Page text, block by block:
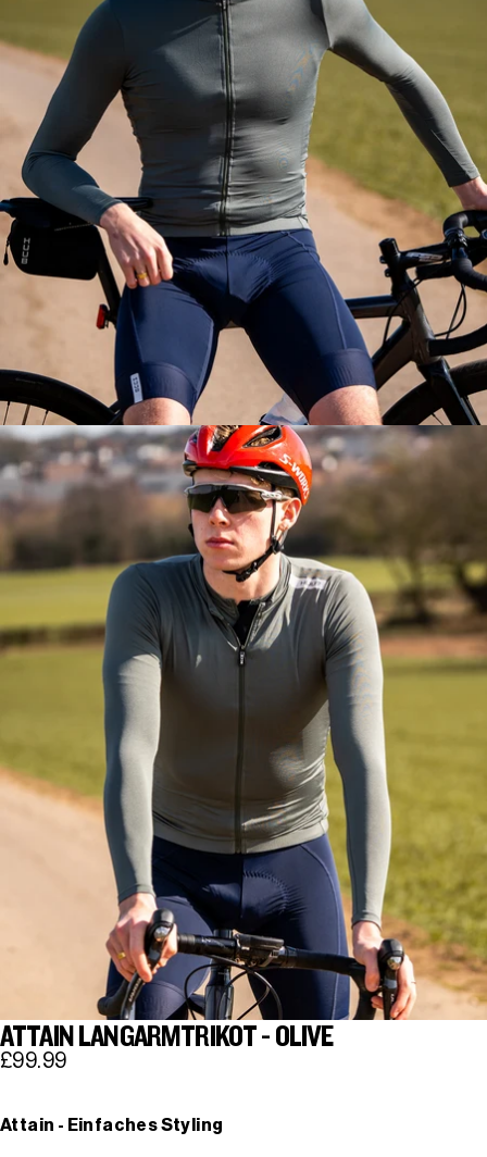
ATTAIN LANGARMTRIKOT - OLIVE
£99.99
Attain - Einfaches Styling